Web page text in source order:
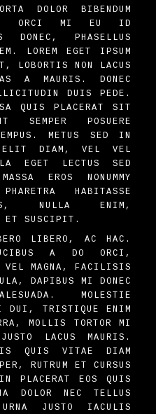
DOLOR BIBENDUM
ORCI MI EU ID
DONEC, PHASELLUS
LOREM EGET IPSUM
LOBORTIS NON LACUS
A MAURIS. DONEC
DUIS PEDE.
QUIS PLACERAT SIT
SEMPER POSUERE
METUS SED IN
DIAM, VEL VEL
EGET LECTUS SED
EROS NONUMMY
HABITASSE
NULLA ENIM,
ET SUSCIPIT.
LIBERO, AC HAC.
A DO ORCI,
VEL MAGNA, FACILISIS
DAPIBUS MI DONEC
MOLESTIE
DUI, TRISTIQUE ENIM
MOLLIS TORTOR MI
LACUS MAURIS.
QUIS VITAE DIAM
RUTRUM ET CURSUS
PLACERAT EOS QUIS
DOLOR NEC TELLUS
JUSTO IACULIS